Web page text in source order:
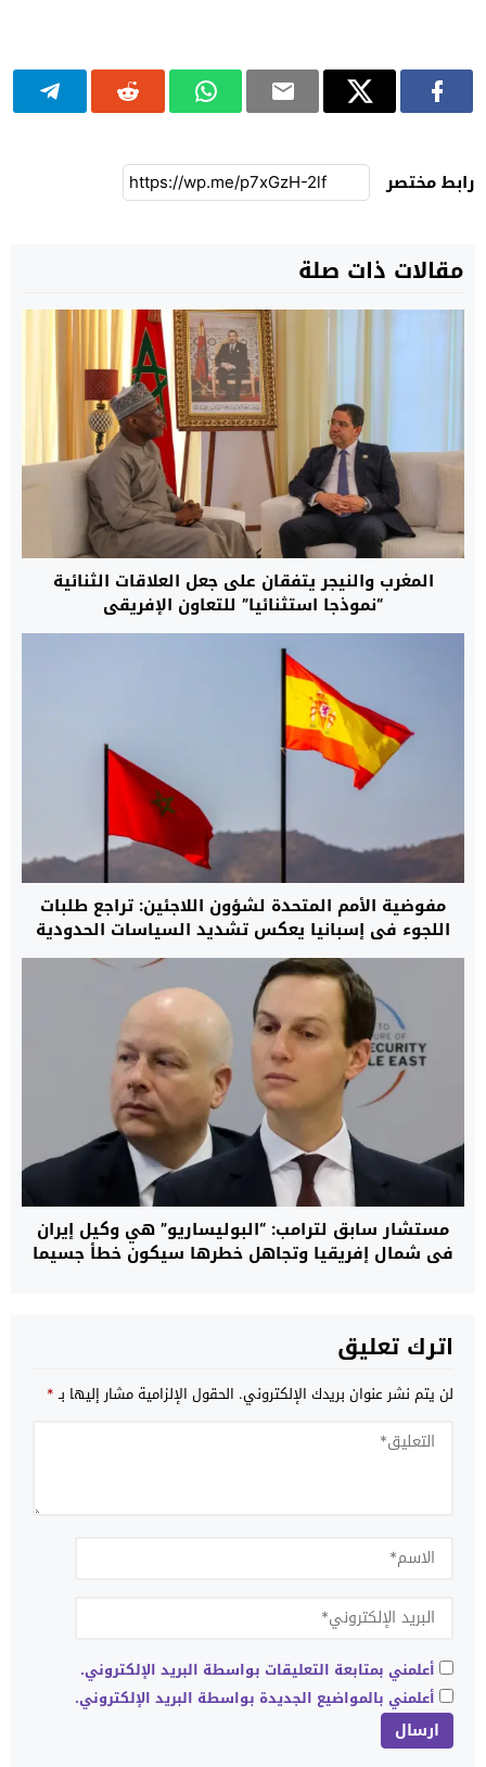
رابط مختصر
مقالات ذات صلة
المغرب والنيجر يتفقان على جعل العلاقات الثنائية
“نموذجا استثنائيا” للتعاون الإفريقي
مفوضية الأمم المتحدة لشؤون اللاجئين: تراجع طلبات
اللجوء في إسبانيا يعكس تشديد السياسات الحدودية
وتوسيع التعاون مع المغرب
مستشار سابق لترامب: “البوليساريو” هي وكيل إيران
في شمال إفريقيا وتجاهل خطرها سيكون خطأ جسيما
اترك تعليق
لن يتم نشر عنوان بريدك الإلكتروني. الحقول الإلزامية مشار إليها بـ*
أعلمني بمتابعة التعليقات بواسطة البريد الإلكتروني.
أعلمني بالمواضيع الجديدة بواسطة البريد الإلكتروني.